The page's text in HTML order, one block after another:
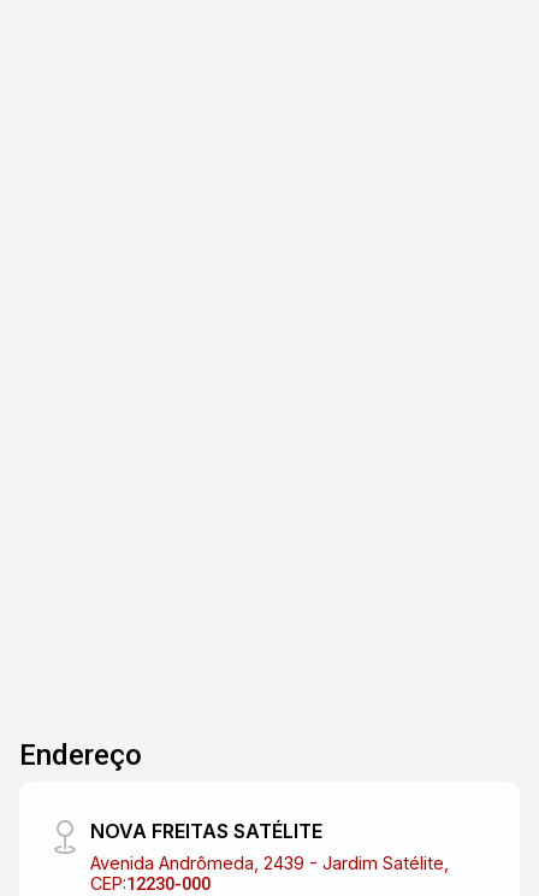
próximo a comércios, escolas e serviços.
estar! Entre em contato e venha conhecer esse
terreno incrível no Condomínio Malibu em
Caçapava. Imobiliária Nova Freitas, seu sonho
Endereço
NOVA FREITAS SATÉLITE
Avenida Andrômeda, 2439 - Jardim Satélite,
CEP:12230-000